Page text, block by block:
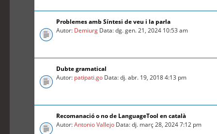
Problemes amb Síntesi de veu i la parla
Autor: Demiurg Data: dg. gen. 21, 2024 10:53 am
Dubte gramatical
Autor: patipati.go Data: dj. abr. 19, 2018 4:13 pm
Recomanació o no de LanguageTool en català
Autor:Antonio Vallejo Data: dj. març 28, 2024 7:12 pm